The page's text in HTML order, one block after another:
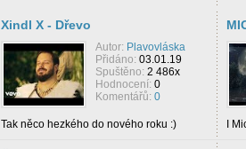
Xindl X - Dřevo
Autor: Plavovláska
Přidáno: 03.01.19
Spuštěno: 2 486x
Hodnocení: 0
Komentářů: 0
Tak něco hezkého do nového roku :) I